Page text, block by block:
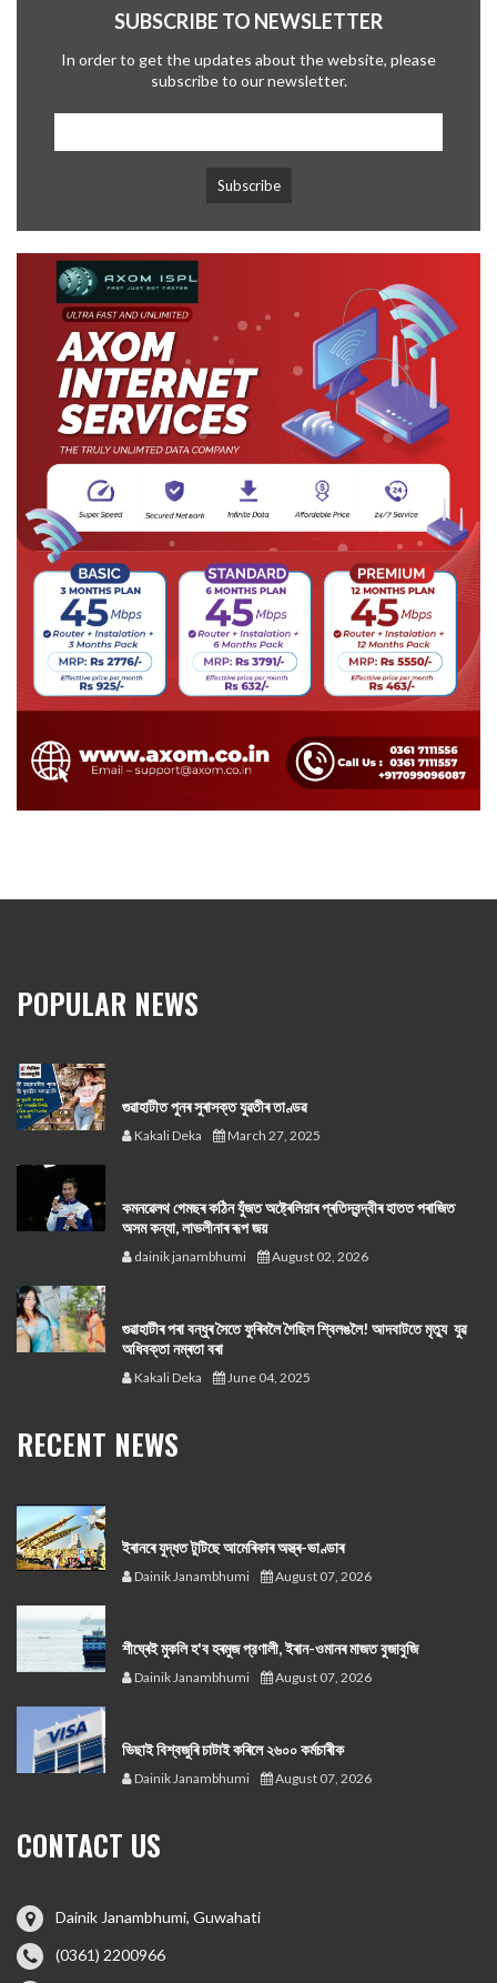
SUBSCRIBE TO NEWSLETTER
In order to get the updates about the website, please
subscribe to our newsletter.
POPULAR NEWS
গুৱাহাটীত পুনৰ সুৰাসক্ত যুৱতীৰ তাণ্ডৱ
Kakali Deka March 27, 2025
কমনৱেলথ গেমছৰ কঠিন যুঁজত অষ্ট্ৰেলিয়াৰ প্ৰতিদ্বন্দ্বীৰ হাতত পৰাজিত
অসম কন্যা, লাভলীনাৰ ৰূপ জয়
dainik janambhumi August 02, 2026
গুৱাহাটীৰ পৰা বন্ধুৰ সৈতে ফুৰিবলৈ গৈছিল শ্বিলঙলৈ! আদবাটতে মৃত্যু যুৱ
অধিবক্তা নম্ৰতা বৰা
Kakali Deka June 04, 2025
RECENT NEWS
ইৰানৰে যুদ্ধত টুটিছে আমেৰিকাৰ অস্ত্ৰ-ভাণ্ডাৰ
Dainik Janambhumi August 07, 2026
শীঘ্ৰেই মুকলি হ'ব হৰমুজ প্রণালী, ইৰান-ওমানৰ মাজত বুজাবুজি
Dainik Janambhumi August 07, 2026
ভিছাই বিশ্বজুৰি চাটাই কৰিলে ২৬০০ কৰ্মচাৰীক
Dainik Janambhumi August 07, 2026
CONTACT US
Dainik Janambhumi, Guwahati
(0361) 2200966